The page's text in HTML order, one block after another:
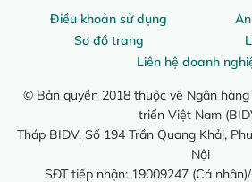
Điều khoản sử dụng
Sơ đồ trang
Liên hệ doanh
© Bản quyền 2018 thuộc về Ngân
triển Việt Nam
Tháp BIDV, Số 194 Trần Quang Khải,
Nội
SĐT tiếp nhận: 19009247 (Cá